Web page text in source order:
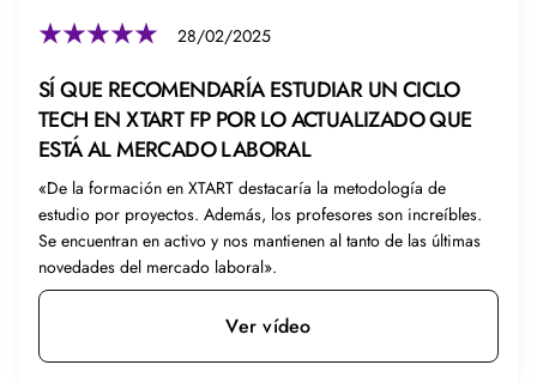
28/02/2025
SÍ QUE RECOMENDARÍA ESTUDIAR UN CICLO
TECH EN XTART FP POR LO ACTUALIZADO QUE
ESTÁ AL MERCADO LABORAL
«De la formación en XTART destacaría la metodología de
estudio por proyectos. Además, los profesores son increíbles.
Se encuentran en activo y nos mantienen al tanto de las últimas
novedades del mercado laboral».
Ver vídeo